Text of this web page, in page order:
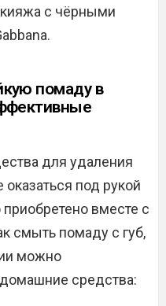
с чёрными
помаду в
для удаления
под рукой
вместе с
смыть помаду с губ,
можно
средства: